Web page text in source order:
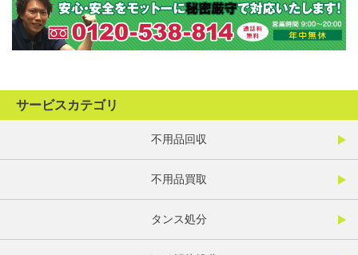
サービスカテゴリ
不用品回収
不用品買取
タンス処分